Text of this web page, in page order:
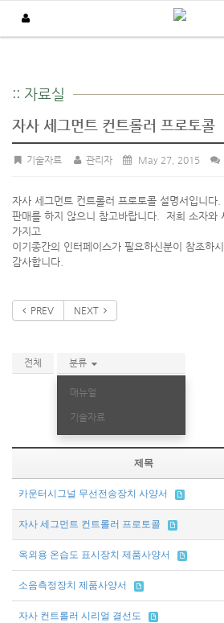
:: 자료실
자사 세그먼트 컨트롤러 프로토콜
기술자료 관리자 May 27, 2015
자사 세그먼트 컨트롤러 프로토콜 설명서입니다
판매를 하지 않으니 참고바랍니다. 저희 소자와
가지고
이기종간의 인터페이스가 필요하신분이 참조하
감사합니다.
PREV NEXT
전체 분류
매뉴얼
기술자료
제목
카운터시그널 무선전송장치 사양서
자사 세그먼트 컨트롤러 프로토콜
옥외용 온습도 표시장치 제품사양서
소음측정장치 제품사양서
자사 컨트롤러 시리얼 결선도